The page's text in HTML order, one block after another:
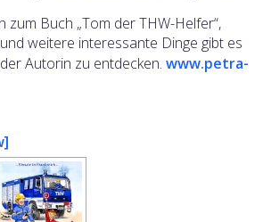
Buch „Tom der THW-Helfer“,
weitere interessante Dinge gibt es
Autorin zu entdecken. www.petra-